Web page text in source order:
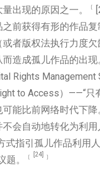
出现的原因之一。
﹝
前获得有形的作品
者版权法执行力度
造成孤儿作品的出
Rights
to Access）——“只
能比前网络时代下
会自动地转化为利
指引孤儿作品利用
。
﹝ [24] ﹞